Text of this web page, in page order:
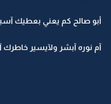
أبو صالح كم يعني بعطيك
آم نوره آبشر ولآيسير خاطرك